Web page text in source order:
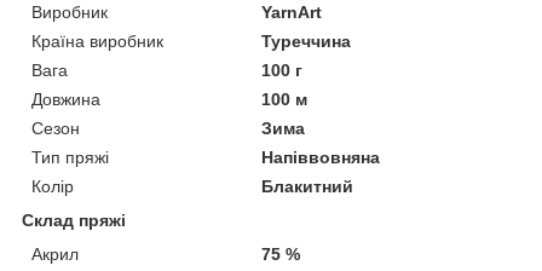
Виробник
YarnArt
Країна виробник
Туреччина
Вага
100 г
Довжина
100 м
Сезон
Зима
Тип пряжі
Напіввовняна
Колір
Блакитний
Склад пряжі
Акрил
75 %